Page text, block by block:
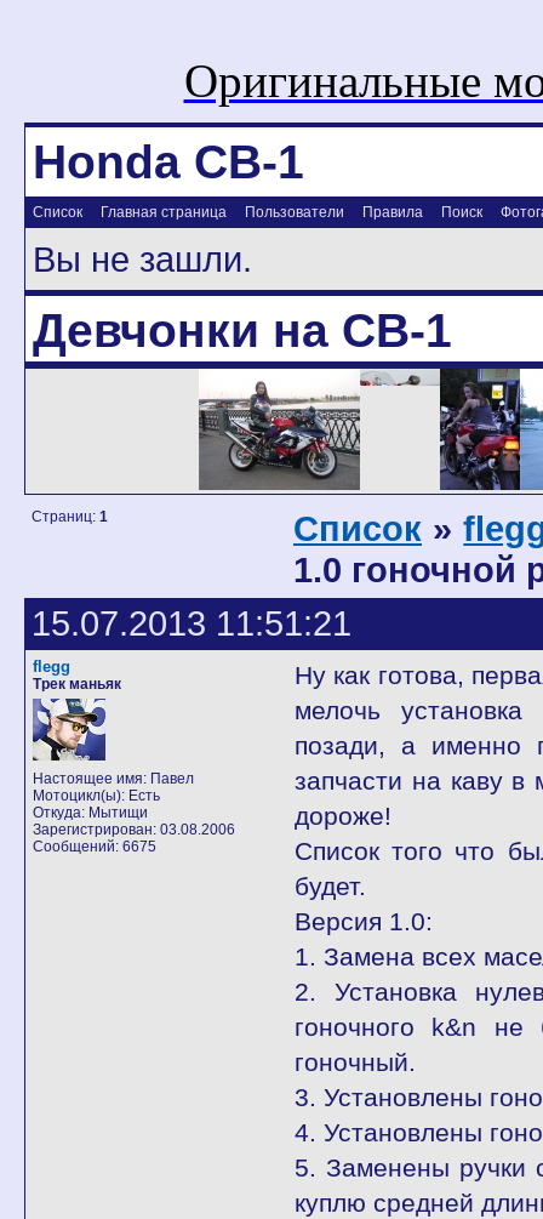
Оригинальные
Honda CB-1
Список Главная страница Пользователи Правила Поиск
Вы не зашли.
Девчонки на CB-1
Страниц: 1 Список »
1.0 гоночной
15.07.2013 11:51:21
flegg
Трек маньяк
Настоящее имя: Павел
Мотоцикл(ы): Есть
Откуда: Мытищи
Зарегистрирован: 03.08.2006
Сообщений: 6675
Ну как готова,
мелочь
позади, а именно
запчасти на каву
дороже!
Список того что
будет.
Версия 1.0:
1. Замена всех
2. Установка
гоночного k&n
гоночный.
3. Установлены
4. Установлены
5. Заменены ручки
куплю средней